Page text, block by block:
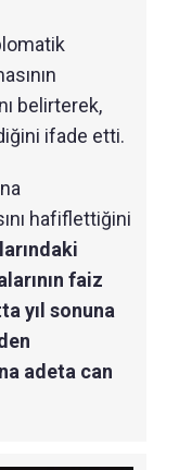
belirterek,
ifade etti.
hafiflettiğini
faiz
yıl sonuna
adeta can